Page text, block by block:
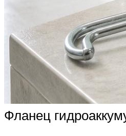
Фланец